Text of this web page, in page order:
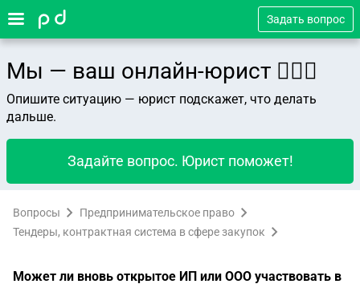
Задать вопрос
Мы — ваш онлайн-юрист 👨🏻‍⚖️
Опишите ситуацию — юрист подскажет, что делать
дальше.
Задайте вопрос. Юрист поможет!
Вопросы
Предпринимательское право
Тендеры, контрактная система в сфере закупок
Может ли вновь открытое ИП или ООО участвовать в